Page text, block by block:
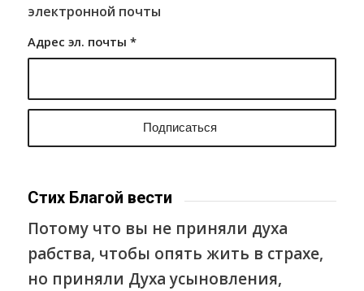
электронной почты
Адрес эл. почты *
Стих Благой вести
Потому что вы не приняли духа
рабства, чтобы опять жить в страхе,
но приняли Духа усыновления,